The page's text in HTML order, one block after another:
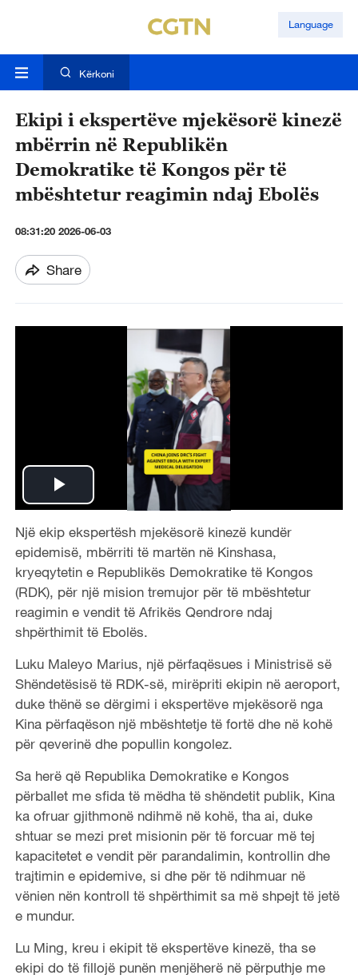
Language
Kërkoni
Ekipi i ekspertëve mjekësorë kinezë
mbërrin në Republikën
Demokratike të Kongos për të
mbështetur reagimin ndaj Ebolës
08:31:20 2026-06-03
Share
P
l
a
y
i
d
e
o
Një ekip ekspertësh mjekësorë kinezë kundër
epidemisë, mbërriti të martën në Kinshasa,
kryeqytetin e Republikës Demokratike të Kongos
(RDK), për një mision tremujor për të mbështetur
reagimin e vendit të Afrikës Qendrore ndaj
shpërthimit të Ebolës.
Luku Maleyo Marius, një përfaqësues i Ministrisë së
Shëndetësisë të RDK-së, mirëpriti ekipin në aeroport,
duke thënë se dërgimi i ekspertëve mjekësorë nga
Kina përfaqëson një mbështetje të fortë dhe në kohë
për qeverinë dhe popullin kongolez.
Sa herë që Republika Demokratike e Kongos
përballet me sfida të mëdha të shëndetit publik, Kina
ka ofruar gjithmonë ndihmë në kohë, tha ai, duke
shtuar se mezi pret misionin për të forcuar më tej
kapacitetet e vendit për parandalimin, kontrollin dhe
trajtimin e epidemive, si dhe për të ndihmuar në
vënien nën kontroll të shpërthimit sa më shpejt të jetë
e mundur.
Lu Ming, kreu i ekipit të ekspertëve kinezë, tha se
ekipi do të fillojë punën menjëherë në përputhje me